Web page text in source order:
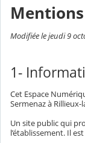
Modifiée le jeudi 9
1-
Cet Espace
Sermenaz à
Un site public qui
l’établissement. Il